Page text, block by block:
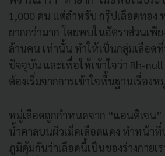
1,000 คน แต่สำหรับ กรุ๊ปเลือดทอง
ยากกว่ามาก โดยพบในอัตราส่วนเพี
ล้านคน เท่านั้น ทำให้เป็นกลุ่มเลือด
ปัจจุบัน และเพื่อให้เข้าใจว่า Rh-
ต้องเริ่มจากการเข้าใจพื้นฐานเรื่อง
หมู่เลือดถูกกำหนดจาก “แอนติเจน”
น้ำตาลบนผิวเม็ดเลือดแดง ทำหน้า
ภูมิคุ้มกันว่าเลือดนี้เป็นของร่างกายเ